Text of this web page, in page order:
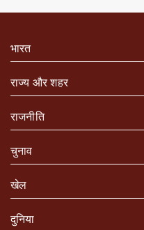
भारत
राज्य और शहर
राजनीति
चुनाव
खेल
दुनिया